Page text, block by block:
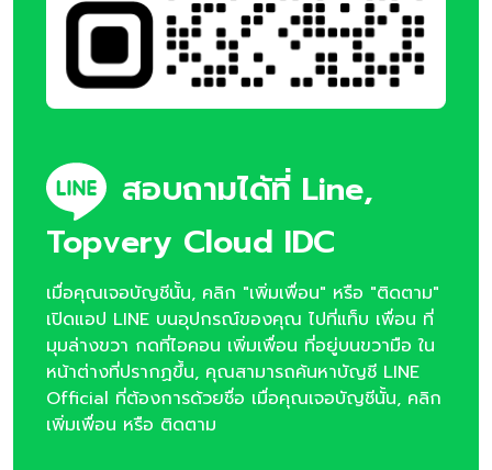
สอบถามได้ที่ Line,
Topvery Cloud IDC
เมื่อคุณเจอบัญชีนั้น, คลิก "เพิ่มเพื่อน" หรือ "ติดตาม"
เปิดแอป LINE บนอุปกรณ์ของคุณ ไปที่แท็บ เพื่อน ที่
มุมล่างขวา กดที่ไอคอน เพิ่มเพื่อน ที่อยู่บนขวามือ ใน
หน้าต่างที่ปรากฏขึ้น, คุณสามารถค้นหาบัญชี LINE
Official ที่ต้องการด้วยชื่อ เมื่อคุณเจอบัญชีนั้น, คลิก
เพิ่มเพื่อน หรือ ติดตาม